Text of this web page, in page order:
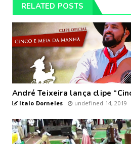
RELATED POSTS
André Teixeira lança clipe
Italo Dorneles undefined 14, 2019